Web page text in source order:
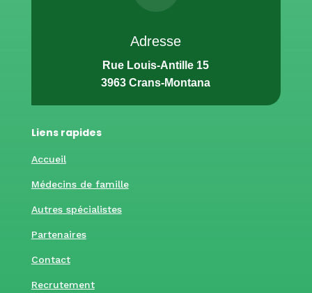
Adresse
Rue Louis-Antille 15
3963 Crans-Montana
Liens rapides
Accueil
Médecins de famille
Autres spécialistes
Partenaires
Contact
Recrutement